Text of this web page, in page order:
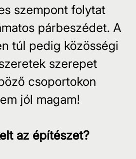
szempont folytat
párbeszédet. A
túl pedig közösségi
szerepet
csoportokon
jól magam!
az építészet?